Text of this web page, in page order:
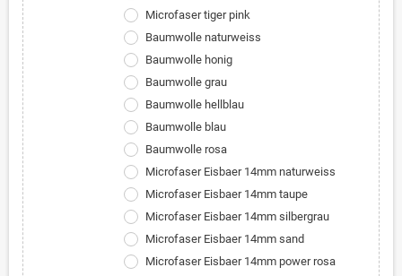
Microfaser tiger pink
Baumwolle naturweiss
Baumwolle honig
Baumwolle grau
Baumwolle hellblau
Baumwolle blau
Baumwolle rosa
Microfaser Eisbaer 14mm naturweiss
Microfaser Eisbaer 14mm taupe
Microfaser Eisbaer 14mm silbergrau
Microfaser Eisbaer 14mm sand
Microfaser Eisbaer 14mm power rosa